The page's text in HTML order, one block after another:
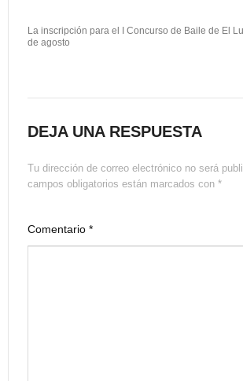
rLa inscripción para el I Concurso de Baile de El
de agosto
DEJA UNA RESPUESTA
Tu dirección de correo electrónico no será
campos obligatorios están marcados con *
Comentario *